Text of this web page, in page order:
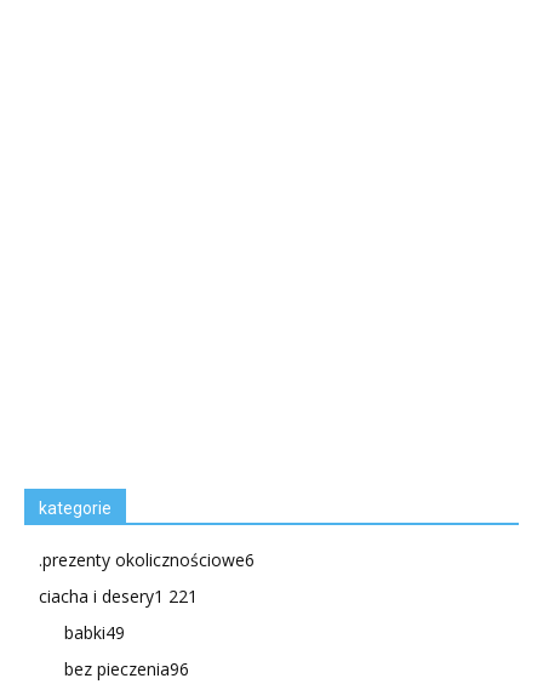
kategorie
.prezenty okolicznościowe6
ciacha i desery1 221
babki49
bez pieczenia96